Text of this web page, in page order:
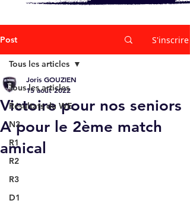
Post S'inscrire
Tous les articles
Résultats du WE
N3
R1
R2
R3
D1
Tous les articles
Victoire pour nos seniors
A pour le 2ème match
amical
Joris GOUZIEN
15 août 2022